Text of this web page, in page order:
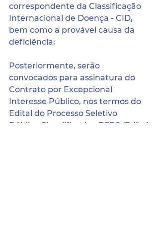
correspondente da Classificação
Internacional de Doença - CID,
bem como a provável causa da
deficiência;
Posteriormente, serão
convocados para assinatura do
Contrato por Excepcional
Interesse Público, nos termos do
Edital do Processo Seletivo
Público Simplificado - PSPS (Edital